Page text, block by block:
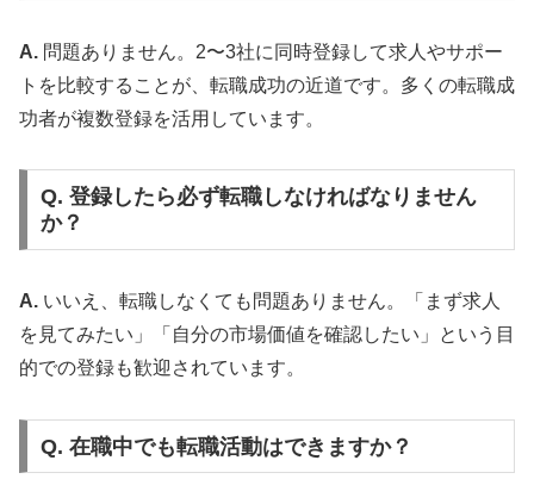
A. 問題ありません。2〜3社に同時登録して求人やサポー
トを比較することが、転職成功の近道です。多くの転職成
功者が複数登録を活用しています。
Q. 登録したら必ず転職しなければなりません
か？
A. いいえ、転職しなくても問題ありません。「まず求人
を見てみたい」「自分の市場価値を確認したい」という目
的での登録も歓迎されています。
Q. 在職中でも転職活動はできますか？